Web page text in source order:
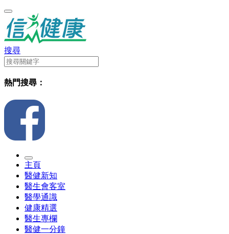
搜尋
熱門搜尋：
主頁
醫健新知
醫生會客室
醫學通識
健康精選
醫生專欄
醫健一分鐘